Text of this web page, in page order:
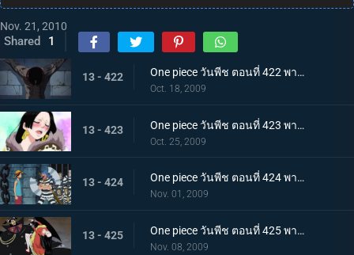
Nov. 21, 2010
Shared 1
13 - 422 One piece วันพีช ตอนที่ 422 พากย์ไทย การบุกที่เสี่ยงด้วยชีวิต! คุกนรกใต้สมุทรอิมเพลดาวน์
Oct. 18, 2009
13 - 423 One piece วันพีช ตอนที่ 423 พากย์ไทย พบกันอีกครั้งในนรก!? ผู้มีพลังผลบาระบาระ!
Oct. 25, 2009
13 - 424 One piece วันพีช ตอนที่ 424 พากย์ไทย ถล่มนรกดอกบัวแดง! กับแผนการสุดอลังการของบากี้
Nov. 01, 2009
13 - 425 One piece วันพีช ตอนที่ 425 พากย์ไทย ชายที่แข็งแกร่งที่สุดในคุก! มนุษย์พิษร้ายพัศดีมาเจลแลน
Nov. 08, 2009